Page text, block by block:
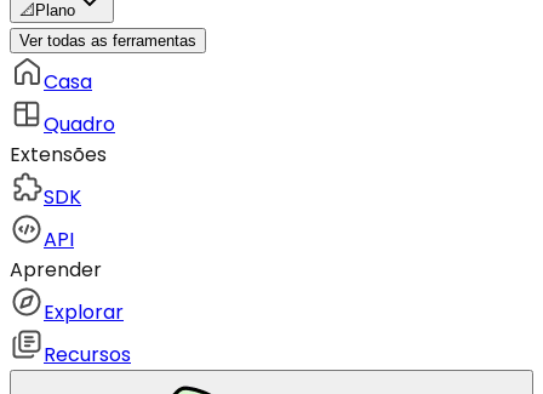
📐 Plano
Ver todas as ferramentas
Casa
Quadro
Extensões
SDK
API
Aprender
Explorar
Recursos